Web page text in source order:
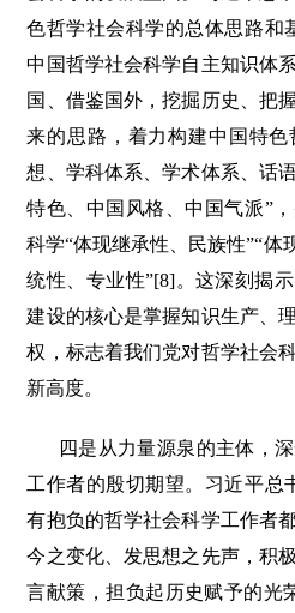
色哲学社会科学的总体思路和
中国哲学社会科学自主知识体
国、借鉴国外，挖掘历史、把
来的思路，着力构建中国特
想、学科体系、学术体系、话
特色、中国风格、中国气派”
科学“体现继承性、民族性”“体
统性、专业性”[8]。这深刻揭
建设的核心是掌握知识生产、
权，标志着我们党对哲学社会
新高度。
四是从力量源泉的主体，
工作者的殷切期望。习近平总
有抱负的哲学社会科学工作者
今之变化、发思想之先声，积
言献策，担负起历史赋予的光